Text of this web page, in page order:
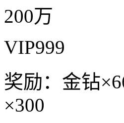
200万
VIP999
奖励：金钻
×300